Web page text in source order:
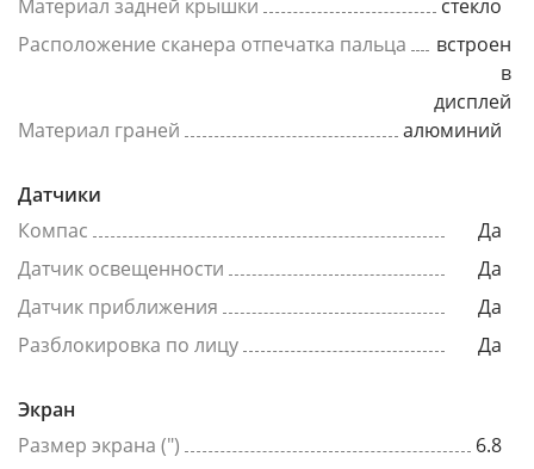
Материал задней крышки
стекло
Расположение сканера отпечатка пальца
встроен
в
дисплей
Материал граней
алюминий
Датчики
Компас
Да
Датчик освещенности
Да
Датчик приближения
Да
Разблокировка по лицу
Да
Экран
Размер экрана (")
6.8